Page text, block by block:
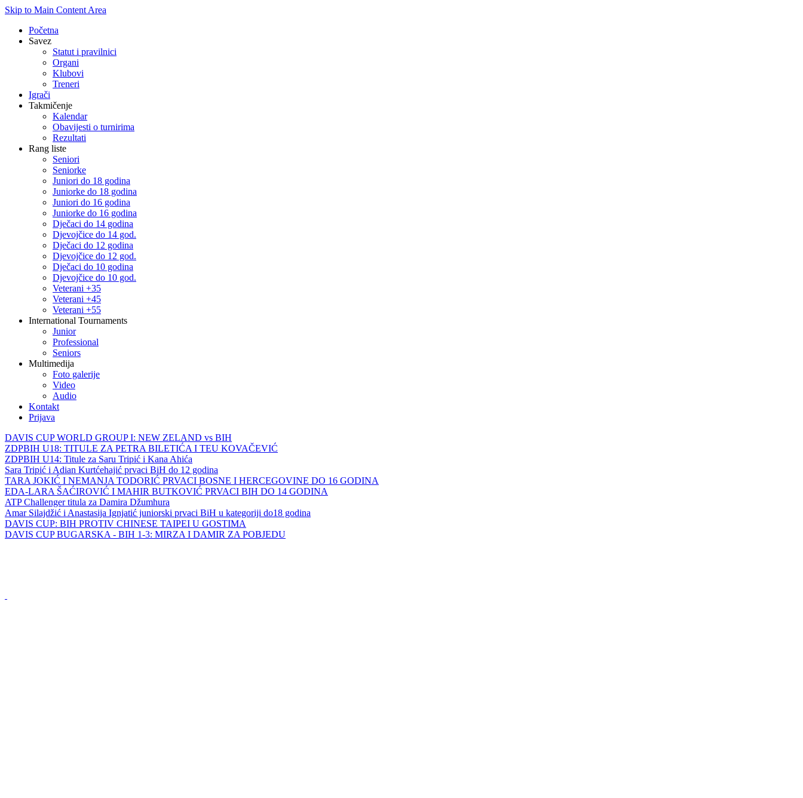
Skip to Main Content Area
Početna
Savez
Statut i pravilnici
Organi
Klubovi
Treneri
Igrači
Takmičenje
Kalendar
Obavijesti o turnirima
Rezultati
Rang liste
Seniori
Seniorke
Juniori do 18 godina
Juniorke do 18 godina
Juniori do 16 godina
Juniorke do 16 godina
Dječaci do 14 godina
Djevojčice do 14 god.
Dječaci do 12 godina
Djevojčice do 12 god.
Dječaci do 10 godina
Djevojčice do 10 god.
Veterani +35
Veterani +45
Veterani +55
International Tournaments
Junior
Professional
Seniors
Multimedija
Foto galerije
Video
Audio
Kontakt
Prijava
DAVIS CUP WORLD GROUP I: NEW ZELAND vs BIH
ZDPBIH U18: TITULE ZA PETRA BILETIĆA I TEU KOVAČEVIĆ
ZDPBIH U14: Titule za Saru Tripić i Kana Ahića
Sara Tripić i Adian Kurtćehajić prvaci BiH do 12 godina
TARA JOKIĆ I NEMANJA TODORIĆ PRVACI BOSNE I HERCEGOVINE DO 16 GODINA
EDA-LARA ŠAĆIROVIĆ I MAHIR BUTKOVIĆ PRVACI BIH DO 14 GODINA
ATP Challenger titula za Damira Džumhura
Amar Silajdžić i Anastasija Ignjatić juniorski prvaci BiH u kategoriji do18 godina
DAVIS CUP: BIH PROTIV CHINESE TAIPEI U GOSTIMA
DAVIS CUP BUGARSKA - BIH 1-3: MIRZA I DAMIR ZA POBJEDU